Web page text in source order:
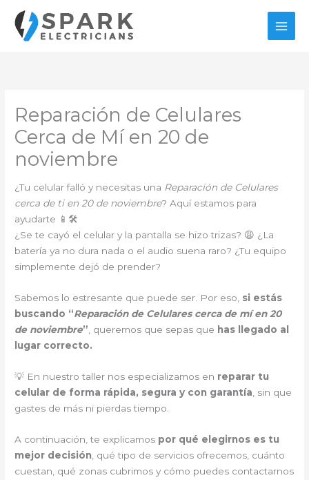
contenido
Reparación de Celulares
Cerca de Mí en 20 de
noviembre
¿Tu celular falló y necesitas una Reparación de Celulares
cerca de ti en 20 de noviembre? Aquí estamos para
ayudarte 📱🛠️
¿Se te cayó el celular y la pantalla se hizo trizas? 😩 ¿La
batería ya no dura nada o el audio suena raro? ¿Tu equipo
simplemente dejó de prender?
Sabemos lo estresante que puede ser. Por eso, si estás
buscando “Reparación de Celulares cerca de mí en 20
de noviembre” , queremos que sepas que has llegado al
lugar correcto.
💡 En nuestro taller nos especializamos en reparar tu
celular de forma rápida, segura y con garantía , sin que
gastes de más ni pierdas tiempo.
A continuación, te explicamos por qué elegirnos es tu
mejor decisión , qué tipo de servicios ofrecemos, cuánto
cuestan, qué zonas cubrimos y cómo puedes contactarnos